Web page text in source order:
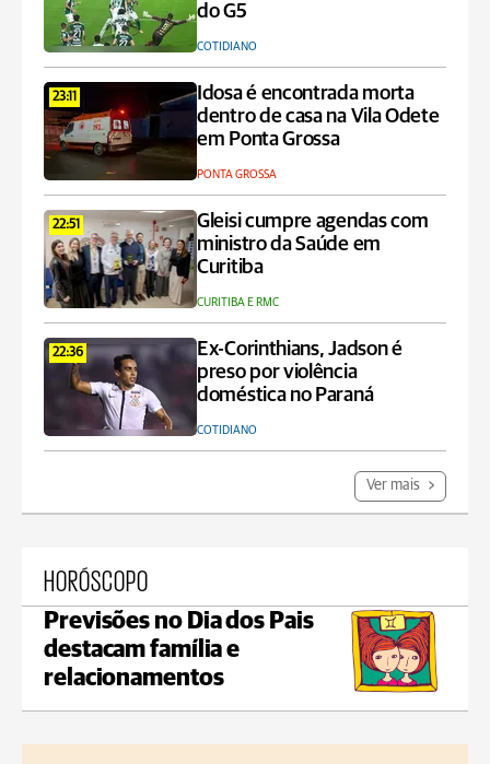
do G5
COTIDIANO
23:11
Idosa é encontrada morta
dentro de casa na Vila Odete
em Ponta Grossa
PONTA GROSSA
22:51
Gleisi cumpre agendas com
ministro da Saúde em
Curitiba
CURITIBA E RMC
22:36
Ex-Corinthians, Jadson é
preso por violência
doméstica no Paraná
COTIDIANO
Ver mais
HORÓSCOPO
Previsões no Dia dos Pais
destacam família e
relacionamentos